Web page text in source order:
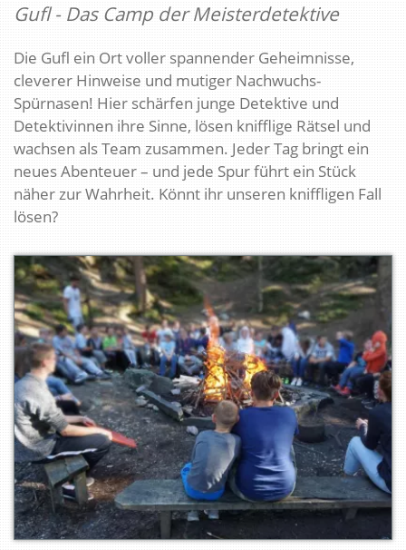
Gufl - Das Camp der Meisterdetektive
Die Gufl ein Ort voller spannender Geheimnisse,
cleverer Hinweise und mutiger Nachwuchs-
Spürnasen! Hier schärfen junge Detektive und
Detektivinnen ihre Sinne, lösen knifflige Rätsel und
wachsen als Team zusammen. Jeder Tag bringt ein
neues Abenteuer – und jede Spur führt ein Stück
näher zur Wahrheit. Könnt ihr unseren kniffligen Fall
lösen?